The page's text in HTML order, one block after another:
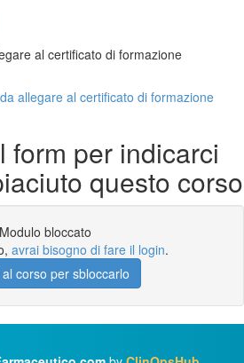
al certificato di formazione
allegare al certificato di formazione
form per indicarci
questo corso
Modulo bloccato
avrai bisogno di fare il login.
corso per sbloccarlo